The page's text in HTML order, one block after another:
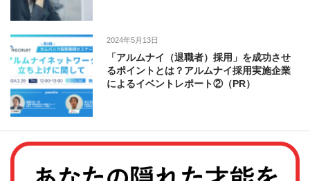
2024年5月13日
「アルムナイ（退職者）採用」を成功させ
るポイントとは？アルムナイ採用実施企業
によるイベントレポート②（PR）